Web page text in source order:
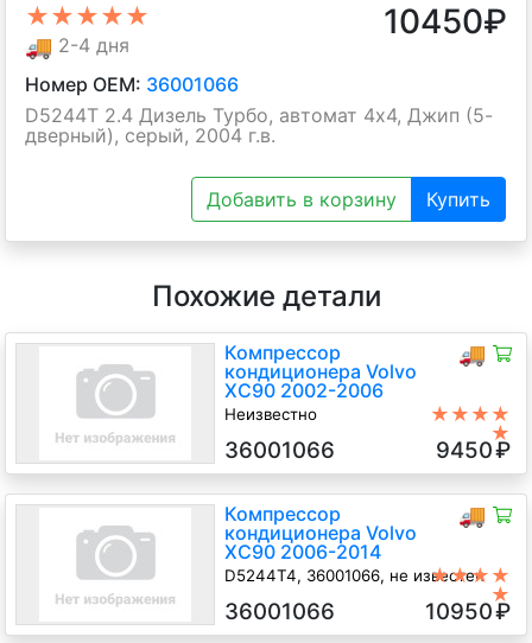
★★★★★
🚚 2-4 дня
10450₽
Номер OEM: 36001066
D5244T 2.4 Дизель Турбо, автомат 4х4, Джип (5-
дверный), серый, 2004 г.в.
Добавить в корзину Купить
Похожие детали
🚚
Компрессор
кондиционера Volvo
XC90 2002-2006
Неизвестно
D5244T 2.4 Дизель Турбо, автомат
4х4, Джип (5-дверный), зеленый,
2004 г.в.
★★★★
★
36001066 9450₽
🚚
Компрессор
кондиционера Volvo
XC90 2006-2014
D5244T4, 36001066, не известен
автомат 4х4, Джип (5-дверный),
серый, 2006 г.в.
★★★★
★
36001066 10950₽